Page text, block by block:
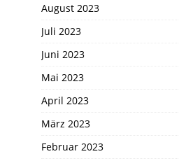
August 2023
Juli 2023
Juni 2023
Mai 2023
April 2023
März 2023
Februar 2023